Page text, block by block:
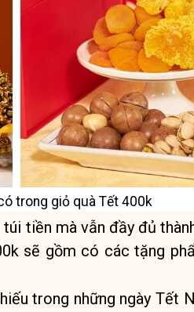
trong giỏ quà Tết 400k
tiền mà vẫn đầy đủ
sẽ gồm có các tặng
trong những ngày Tết